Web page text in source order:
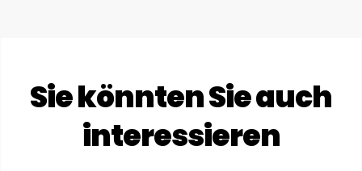
Sie könnten Sie auch
interessieren